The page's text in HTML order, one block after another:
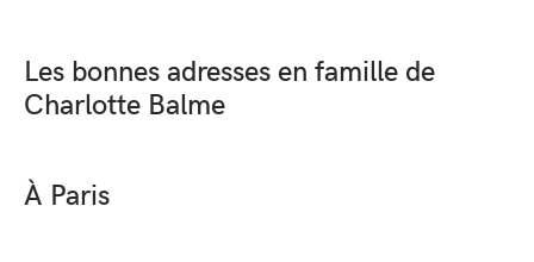
Les bonnes adresses en famille de
Charlotte Balme
À Paris